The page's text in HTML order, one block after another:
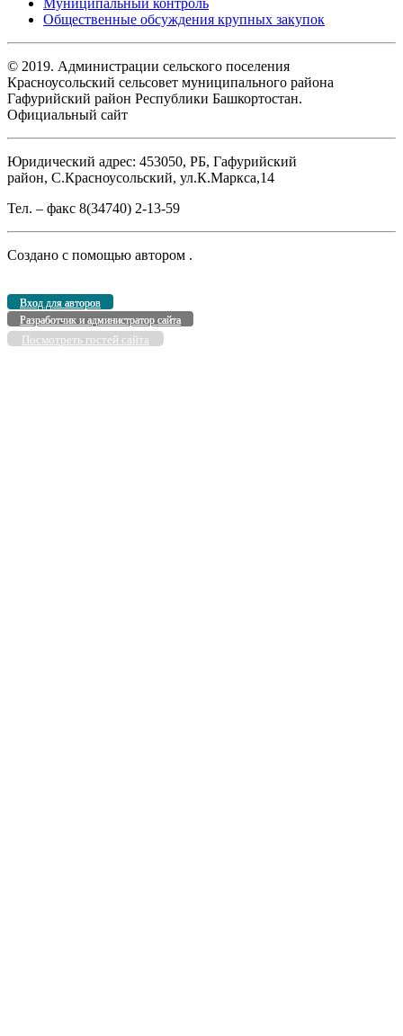
Муниципальный контроль
Общественные обсуждения крупных закупок
© 2019. Администрации сельского поселения
Красноусольский сельсовет муниципального района
Гафурийский район Республики Башкортостан.
Официальный сайт
Юридический адрес: 453050, РБ, Гафурийский
район, С.Красноусольский, ул.К.Маркса,14
Тел. – факс 8(34740) 2-13-59
Создано с помощью автором .
Вход для авторов
Разработчик и администратор сайта
Посмотреть гостей сайта